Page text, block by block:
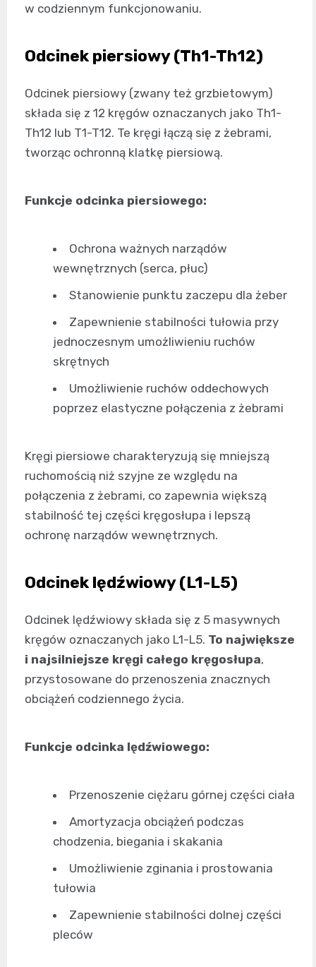
w codziennym funkcjonowaniu.
Odcinek piersiowy (Th1-Th12)
Odcinek piersiowy (zwany też grzbietowym)
składa się z 12 kręgów oznaczanych jako Th1-
Th12 lub T1-T12. Te kręgi łączą się z żebrami,
tworząc ochronną klatkę piersiową.
Funkcje odcinka piersiowego:
Ochrona ważnych narządów
wewnętrznych (serca, płuc)
Stanowienie punktu zaczepu dla żeber
Zapewnienie stabilności tułowia przy
jednoczesnym umożliwieniu ruchów
skrętnych
Umożliwienie ruchów oddechowych
poprzez elastyczne połączenia z żebrami
Kręgi piersiowe charakteryzują się mniejszą
ruchomością niż szyjne ze względu na
połączenia z żebrami, co zapewnia większą
stabilność tej części kręgosłupa i lepszą
ochronę narządów wewnętrznych.
Odcinek lędźwiowy (L1-L5)
Odcinek lędźwiowy składa się z 5 masywnych
kręgów oznaczanych jako L1-L5. To największe
i najsilniejsze kręgi całego kręgosłupa,
przystosowane do przenoszenia znacznych
obciążeń codziennego życia.
Funkcje odcinka lędźwiowego:
Przenoszenie ciężaru górnej części ciała
Amortyzacja obciążeń podczas
chodzenia, biegania i skakania
Umożliwienie zginania i prostowania
tułowia
Zapewnienie stabilności dolnej części
pleców